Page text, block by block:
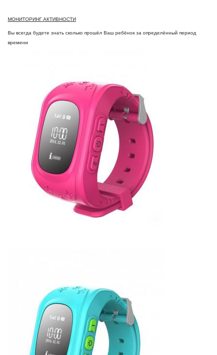
МОНИТОРИНГ АКТИВНОСТИ
Вы всегда будете знать сколько прошёл Ваш ребёнок за определённый период
времени